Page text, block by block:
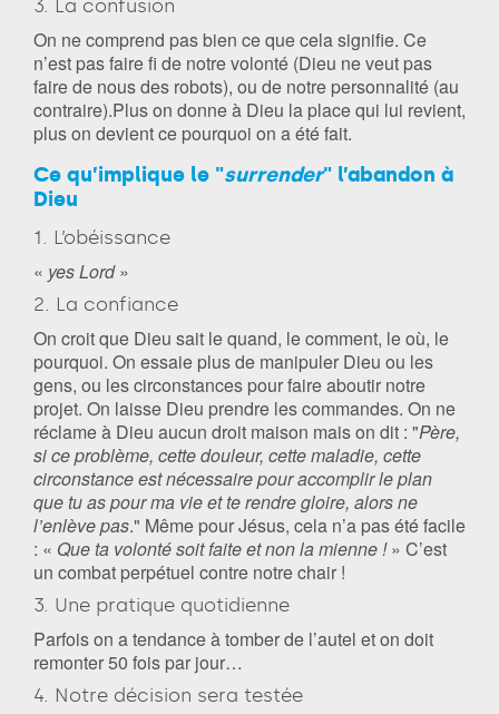
3. La confusion
On ne comprend pas bien ce que cela signifie. Ce
n’est pas faire fi de notre volonté (Dieu ne veut pas
faire de nous des robots), ou de notre personnalité (au
contraire).Plus on donne à Dieu la place qui lui revient,
plus on devient ce pourquoi on a été fait.
Ce qu’implique le "surrender" l’abandon à
Dieu
1. L’obéissance
« yes Lord»
2. La confiance
On croit que Dieu sait le quand, le comment, le où, le
pourquoi. On essaie plus de manipuler Dieu ou les
gens, ou les circonstances pour faire aboutir notre
projet. On laisse Dieu prendre les commandes. On ne
réclame à Dieu aucun droit maison mais on dit : "Père,
si ce problème, cette douleur, cette maladie, cette
circonstance est nécessaire pour accomplir le plan
que tu as pour ma vie et te rendre gloire, alors ne
l’enlève pas." Même pour Jésus, cela n’a pas été facile
: « Que ta volonté soit faite et non la mienne !» C’est
un combat perpétuel contre notre chair !
3. Une pratique quotidienne
Parfois on a tendance à tomber de l’autel et on doit
remonter 50 fois par jour…
4. Notre décision sera testée